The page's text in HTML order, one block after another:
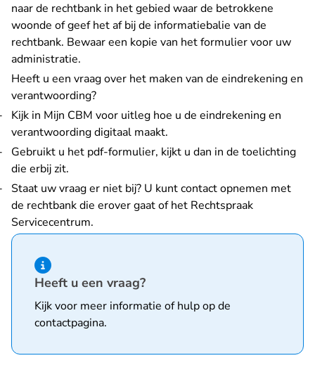
naar de rechtbank in het gebied waar de betrokkene
woonde of geef het af bij de informatiebalie van de
rechtbank. Bewaar een kopie van het formulier voor uw
administratie.
Heeft u een vraag over het maken van de eindrekening en
verantwoording?
Kijk in Mijn CBM voor uitleg hoe u de eindrekening en
verantwoording digitaal maakt.
Gebruikt u het pdf-formulier, kijkt u dan in de toelichting
die erbij zit.
Staat uw vraag er niet bij? U kunt contact opnemen met
de rechtbank die erover gaatofhet Rechtspraak
Servicecentrum.
Hint van type informatie
Heeft u een vraag?
Kijk voor meer informatie of hulp op de
contactpagina.